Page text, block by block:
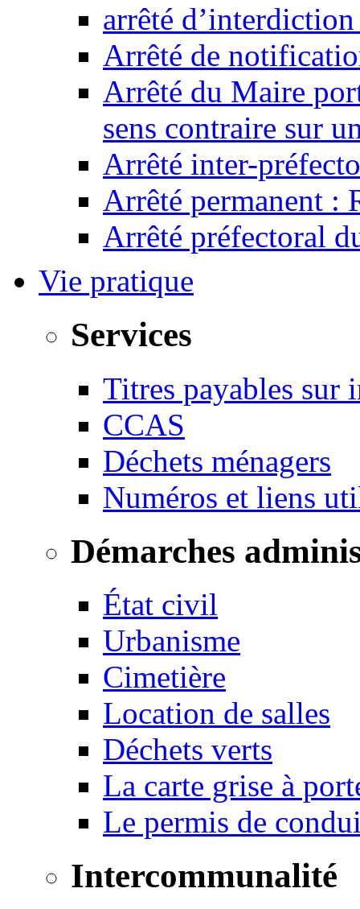
arrêté
Arrêté de
Arrêté du Maire
sens contraire sur
Arrêté inter-
Arrêté permanent :
Arrêté préfectoral
Vie pratique
Services
Titres payables sur
CCAS
Déchets ménagers
Numéros et liens
Démarches
État civil
Urbanisme
Cimetière
Location de salles
Déchets verts
La carte grise à
Le permis de
Intercommunalité